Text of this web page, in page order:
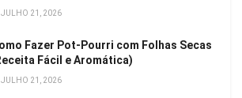
JULHO 21, 2026
Fazer Pot-Pourri com Folhas Secas
Fácil e Aromática)
JULHO 21, 2026